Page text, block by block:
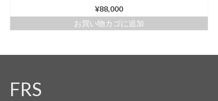
¥88,000
お買い物カゴに追加
FRS